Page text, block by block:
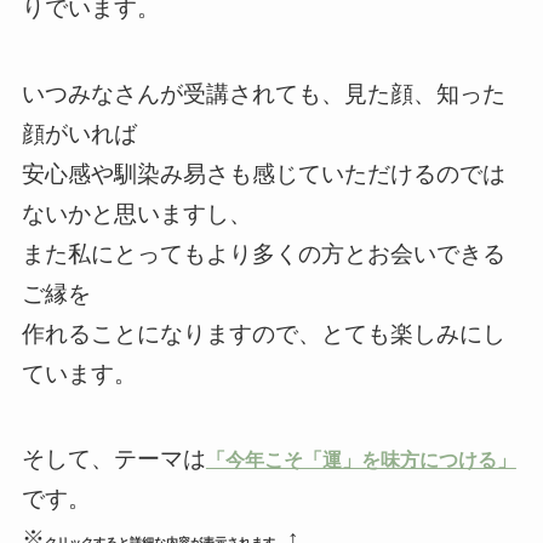
りでいます。
いつみなさんが受講されても、見た顔、知った
顔がいれば
安心感や馴染み易さも感じていただけるのでは
ないかと思いますし、
また私にとってもより多くの方とお会いできる
ご縁を
作れることになりますので、とても楽しみにし
ています。
そして、テーマは 「今年こそ「運」を味方につける」
です。